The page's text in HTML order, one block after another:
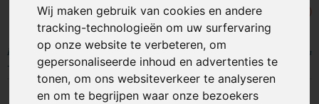
Wij maken gebruik van cookies en andere
tracking-technologieën om uw surfervaring
op onze website te verbeteren, om
gepersonaliseerde inhoud en advertenties te
tonen, om ons websiteverkeer te analyseren
en om te begrijpen waar onze bezoekers
Geen producten
(0)
Home >OUTDOOR>Karabijnhaken >Karabijnhaak / carabiner 8x80mm
- Met oog